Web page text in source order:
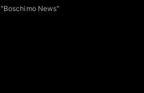
"Boschimo News"